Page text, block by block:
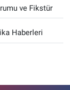
ve Fikstür
Haberleri